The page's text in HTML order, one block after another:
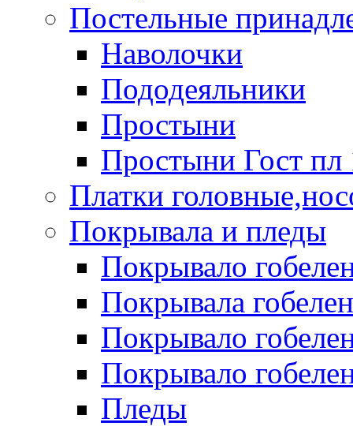
Постельные
Наволочки
Пододеяльники
Простыни
Простыни Гост пл
Платки
Покрывала и пледы
Покрывало
Покрывала гобелен
Покрывало
Покрывало
Пледы